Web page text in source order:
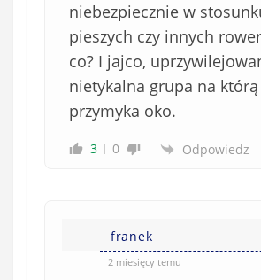
niebezpiecznie w
pieszych czy innych
co? I jajco,
nietykalna grupa na
przymyka oko.
3 0 Odpowiedz
franek
2 miesięcy temu